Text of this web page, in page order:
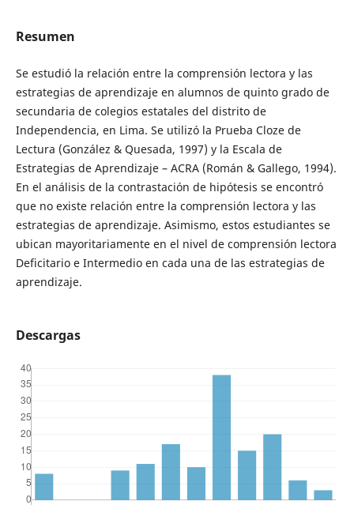
Resumen
Se estudió la relación entre la comprensión lectora y las
estrategias de aprendizaje en alumnos de quinto grado de
secundaria de colegios estatales del distrito de
Independencia, en Lima. Se utilizó la Prueba Cloze de
Lectura (González & Quesada, 1997) y la Escala de
Estrategias de Aprendizaje – ACRA (Román & Gallego, 1994).
En el análisis de la contrastación de hipótesis se encontró
que no existe relación entre la comprensión lectora y las
estrategias de aprendizaje. Asimismo, estos estudiantes se
ubican mayoritariamente en el nivel de comprensión lectora
Deficitario e Intermedio en cada una de las estrategias de
aprendizaje.
Descargas